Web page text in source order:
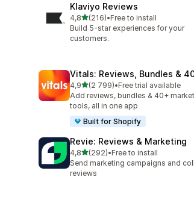
Klaviyo Reviews
4,8/ 5 tähteä
(216)
216 arvostelua yhteensä
•Free to install
Build 5-star experiences for your
customers.
Vitals: Reviews, Bundles &
4,9/ 5 tähteä
(2 799)
2799 arvostelua yhteensä
•Free trial available
Add reviews, bundles & 40+
tools, all in one app
Built for Shopify
Revie: Reviews & Marketing
4,8/ 5 tähteä
(292)
292 arvostelua yhteensä
•Free to install
Send marketing campaigns and
reviews